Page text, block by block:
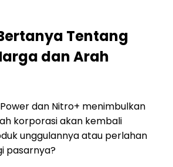
Tentang
dan Arah
dan Nitro+ menimbulkan
korporasi akan kembali
unggulannya atau perlahan
pasarnya?